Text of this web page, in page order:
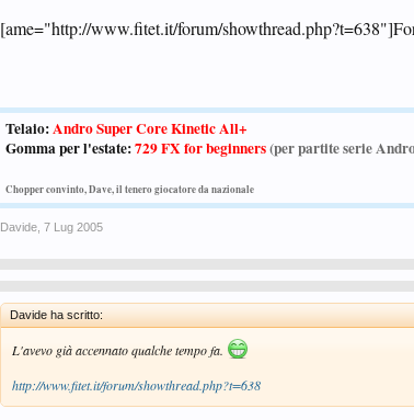
[ame="http://www.fitet.it/forum/
Telaio:Andro Super Core Kinetic All+
Gomma per l'estate:729 FX for beginners(per partite serie
Chopper convinto, Dave, il tenero giocatore da nazionale
Davide 7 Lug 2005
Davide ha scritto:
L'avevo già accennato qualche tempo fa.
http://www.fitet.it/forum/showthread.php?t=638